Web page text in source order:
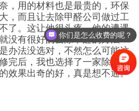
，用的材料也是最贵的，环保
，而且让去除甲醛公司做过工
了。这让他很头疼，他的遭遇
没有很好的去除甲醛的方法
办法没选对，不然怎么可能这
完后，我也选择了一家除甲醛
效果出奇的好，真是想不通。
你们是怎么收费的呢？